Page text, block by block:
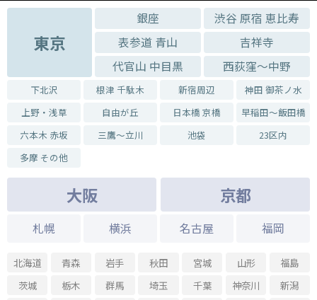
東京
銀座
渋谷 原宿 恵比寿
表参道 青山
吉祥寺
代官山 中目黒
西荻窪～中野
下北沢 根津 千駄木 新宿周辺
神田 御茶ノ水
上野・浅草
自由が丘 日本橋 京橋
早稲田～飯田橋
六本木 赤坂
三鷹～立川 池袋
23区内
多摩 その他
大阪 京都
札幌 横浜 名古屋 福岡
北海道 青森 岩手 秋田 宮城 山形
福島
茨城
栃木 群馬 埼玉 千葉 神奈川
新潟